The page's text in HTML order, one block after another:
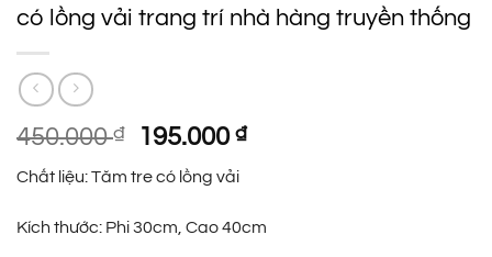
có lồng vải trang trí nhà hàng truyền thống
450.000₫
Giá
là:
450.000 ₫.
195.000₫Giá
195.000 ₫.
Chất liệu: Tăm tre có lồng vải
Kích thước: Phi 30cm, Cao 40cm